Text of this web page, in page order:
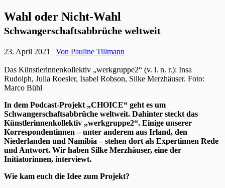
Wahl oder Nicht-Wahl
Schwangerschaftsabbrüche weltweit
23. April 2021 | Von Pauline Tillmann
Das Künstlerinnenkollektiv „werkgruppe2“ (v. l. n. r.): Insa
Rudolph, Julia Roesler, Isabel Robson, Silke Merzhäuser. Foto:
Marco Bühl
In dem Podcast-Projekt „CHOICE“ geht es um
Schwangerschaftsabbrüche weltweit. Dahinter steckt das
Künstlerinnenkollektiv „werkgruppe2“. Einige unserer
Korrespondentinnen – unter anderem aus Irland, den
Niederlanden und Namibia – stehen dort als Expertinnen Rede
und Antwort. Wir haben Silke Merzhäuser, eine der
Initiatorinnen, interviewt.
Wie kam euch die Idee zum Projekt?